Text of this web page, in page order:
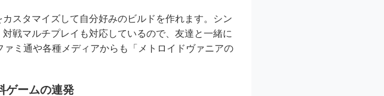
スタマイズして自分好みのビルドを作れます。シン
戦マルチプレイも対応しているので、友達と一緒に
ミ通や各種メディアからも「メトロイドヴァニアの
ゲームの連発